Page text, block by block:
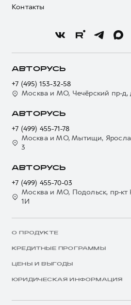
Контакты
АВТОРУСЬ
+7 (495) 153-32-58
Москва и МО, Чечёрский пр-д,
АВТОРУСЬ
+7 (499) 455-71-78
Москва и МО, Мытищи,
3
АВТОРУСЬ
+7 (499) 455-70-03
Москва и МО, Подольск, пр-
1И
О ПРОДУКТЕ
КРЕДИТНЫЕ ПРОГРАММЫ
ЦЕНЫ И ВЫГОДЫ
ЮРИДИЧЕСКАЯ ИНФОРМАЦИЯ